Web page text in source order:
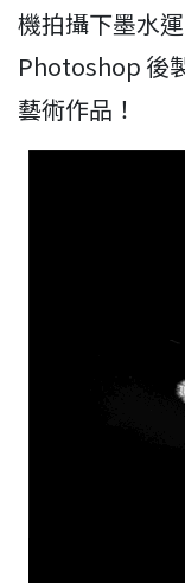
機拍攝下墨水
Photoshop 後
藝術作品！